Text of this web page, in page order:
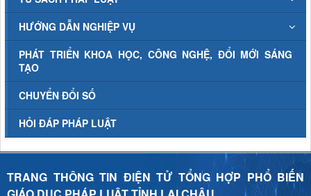
HƯỚNG DẪN NGHIỆP VỤ
PHÁT TRIỂN KHOA HỌC, CÔNG NGHỆ, ĐỔI MỚI SÁNG
TẠO
CHUYỂN ĐỔI SỐ
HỎI ĐÁP PHÁP LUẬT
TRANG THÔNG TIN ĐIỆN TỬ TỔNG HỢP PHỔ BIẾN